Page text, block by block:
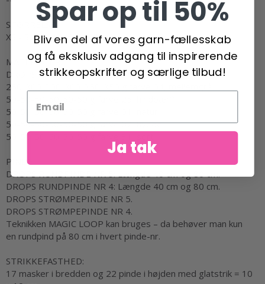
STØRRELSE:
XS - S - M - L - XL - XXL
MATERIALER:
DROPS AIR fra Garnstudio (tilhører garngruppe C)
250-300-300-300-350-350 g farve 04, mellemgrå
50-50-50-50-50-50 g farve 25, hindbær*
50-50-50-50-50-50 g farve 01, natur
50-50-50-50-50-50 g farve 02, hvede
50-50-50-50-50-50 g farve 31, sort
PINDE:
DROPS RUNDPINDE NR 5: Længde 40 cm og 80 cm.
DROPS RUNDPINDE NR 4: Længde 40 cm og 80 cm.
DROPS STRØMPEPINDE NR 5.
DROPS STRØMPEPINDE NR 4.
Teknikken MAGIC LOOP kan bruges – da behøver man kun
en rundpind på 80 cm i hvert pinde-nr.
STRIKKEFASTHED:
17 masker i bredden og 22 pinde i højden med glatstrik = 10
Spar op til 50%
Bliv en del af vores garn-fællesskab
og få eksklusiv adgang til inspirerende
strikkeopskrifter og særlige tilbud!
Ja tak